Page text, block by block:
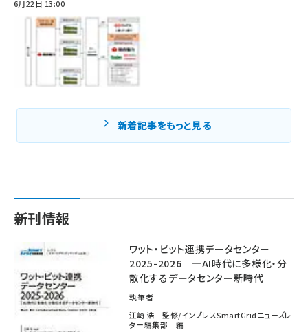
6月22日 13:00
新着記事をもっと見る
新刊情報
ワット・ビット連携データセンター
2025-2026 ―AI時代に多様化・分
散化するデータセンター新時代―
執筆者
江崎 浩 監修/インプレスSmartGridニューズレ
ター編集部 編